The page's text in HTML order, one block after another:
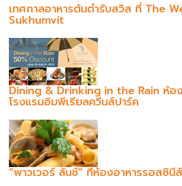
เทศกาลอาหารต้นตำรับสวิส ที่ The
Sukhumvit
Dining & Drinking in the Rain ห้อ
โรงแรมอิมพีเรียลควีนส์ปาร์ค
“พาวเวอร์ ลันช์” ที่ห้องอาหารรอสซิ